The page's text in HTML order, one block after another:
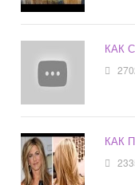
КАК
КАК